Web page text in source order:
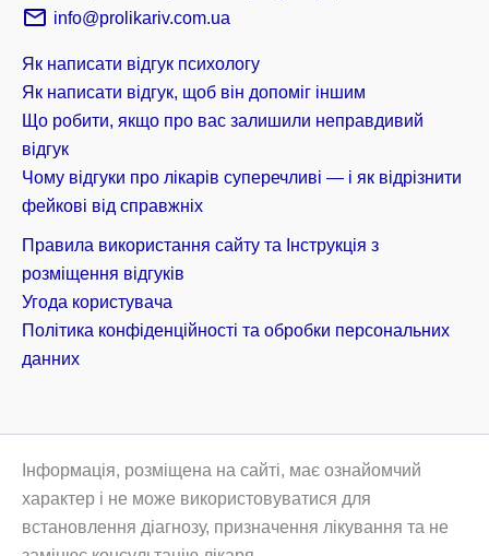
info@prolikariv.com.ua
Як написати відгук психологу
Як написати відгук, щоб він допоміг іншим
Що робити, якщо про вас залишили неправдивий
відгук
Чому відгуки про лікарів суперечливі — і як відрізнити
фейкові від справжніх
Правила використання сайту та Інструкція з
розміщення відгуків
Угода користувача
Політика конфіденційності та обробки персональних
данних
Інформація, розміщена на сайті, має ознайомчий
характер і не може використовуватися для
встановлення діагнозу, призначення лікування та не